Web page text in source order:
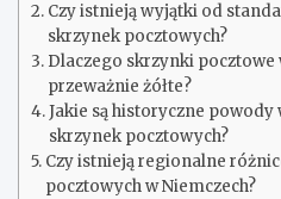
Czy istnieją wyjątki od
skrzynek pocztowych?
Dlaczego skrzynki pocztowe
przeważnie żółte?
Jakie są historyczne
skrzynek pocztowych?
Czy istnieją regionalne
pocztowych w Niemczech?